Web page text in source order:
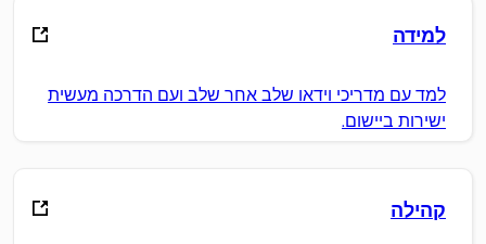
למידה
למד עם מדריכי וידאו שלב אחר שלב ועם הדרכה מעשית
ישירות ביישום.
קהילה